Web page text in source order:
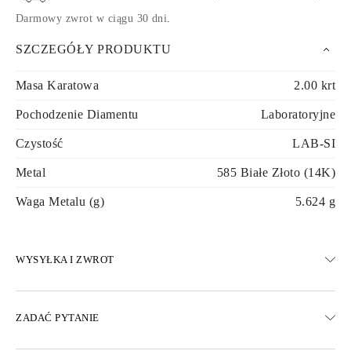
Darmowy zwrot w ciągu 30 dni.
SZCZEGÓŁY PRODUKTU
Masa Karatowa 2.00 krt
Pochodzenie Diamentu Laboratoryjne
Czystość LAB-SI
Metal 585 Białe Złoto (14K)
Waga Metalu (g) 5.624 g
WYSYŁKA I ZWROT
Dostępne są również opcje dostawy ekspresowej
ZADAĆ PYTANIE